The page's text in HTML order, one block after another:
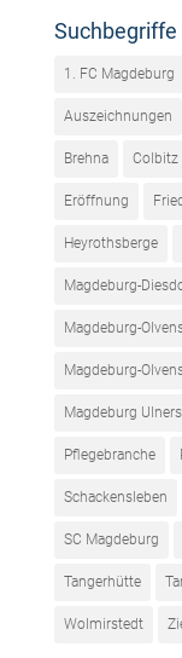
Suchbegriffe
1. FC Magdeburg
Auszeichnungen
Brehna Colbitz
Eröffnung
Heyrothsberge
Magdeburg-
Magdeburg-
Magdeburg-
Magdeburg
Pflegebranche
Schackensleben
SC Magdeburg
Tangerhütte
Wolmirstedt